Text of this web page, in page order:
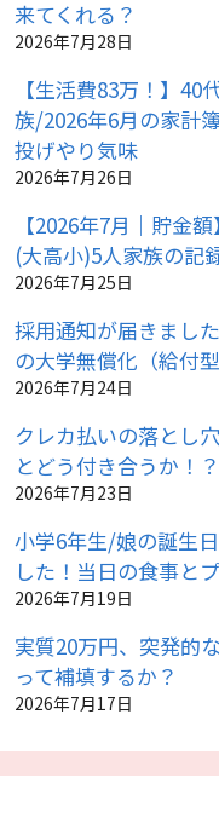
来てくれる？
2026年7月28日
【生活費83万！】40
族/2026年6月の家計
投げやり気味
2026年7月26日
【2026年7月｜貯金
(大高小)5人家族の記
2026年7月25日
採用通知が届きまし
の大学無償化（給付
2026年7月24日
クレカ払いの落とし
とどう付き合うか！？
2026年7月23日
小学6年生/娘の誕生
した！当日の食事と
2026年7月19日
実質20万円、突発的
って補填するか？
2026年7月17日